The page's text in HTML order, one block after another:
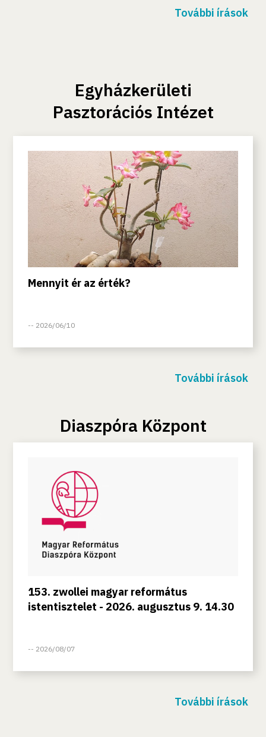
Károly, a Tiszántúli Református Egyházkerület
További írások
Egyházkerületi
Pasztorációs Intézet
Mennyit ér az érték?
-- 2026/06/10
További írások
Diaszpóra Központ
153. zwollei magyar református
istentisztelet - 2026. augusztus 9. 14.30
-- 2026/08/07
További írások